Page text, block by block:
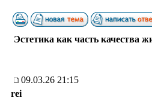
Эстетика как часть качества
09.03.26 21:15
rei